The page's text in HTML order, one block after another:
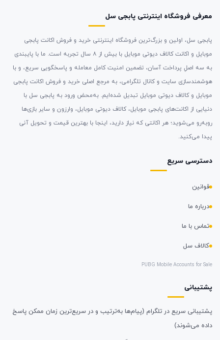
معرفی فروشگاه اینترنتی پابجی سل
پابجی سل، اولین و بزرگ‌ترین فروشگاه اینترنتی خرید و فروش اکانت پابجی
موبایل و اکانت کالاف دیوتی موبایل با بیش از ۸ سال تجربه است. ما با پایبندی
به سه اصلِ پرداخت آسان، تضمین امنیت کامل معامله و پاسخگویی سریع، و با
هوشمندسازی سایت و کانال تلگرامی، به مرجع اصلی خرید و فروش اکانت پابجی
موبایل و کالاف دیوتی موبایل تبدیل شده‌ایم. به‌محض ورود به پابجی سل با
دنیایی از اکانت‌های پابجی موبایل، کالاف دیوتی موبایل، وارزون و سایر بازی‌ها
روبه‌رو می‌شوید؛ هر اکانتی که نیاز دارید، اینجا با بهترین قیمت و تحویل آنی
پیدا می‌کنید.
دسترسی سریع
قوانین
درباره ما
تماس با ما
کالاف سل
PUBG Mobile Accounts for Sale
پشتیبانی
پشتیبانی سریع در تلگرام (پیام‌ها به‌ترتیب و در سریع‌ترین زمان ممکن پاسخ
داده می‌شوند)